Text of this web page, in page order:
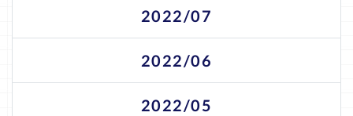
2022/07
2022/06
2022/05